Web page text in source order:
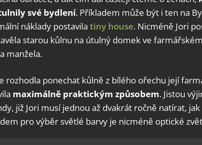
své bydlení. Příkladem může být i ten na
náklady postavila tiny house. Nicméně Jori
starou kůlnu na útulný domek ve
manžela.
rozhodla ponechat kůlně z bílého ořechu její
maximálně praktickým způsobem. Jistou
již Jori musí jednou až dvakrát ročně natírat,
pro výběr světlé barvy je nicméně optické